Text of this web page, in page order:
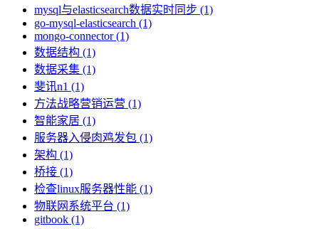
mysql与elasticsearch数据实时同步 (1)
go-mysql-elasticsearch (1)
mongo-connector (1)
数据结构 (1)
数据采集 (1)
斐讯n1 (1)
方法战略营销运营 (1)
智能家居 (1)
服务器入侵肉鸡发包 (1)
架构 (1)
桥接 (1)
检查linux服务器性能 (1)
物联网系统平台 (1)
gitbook (1)